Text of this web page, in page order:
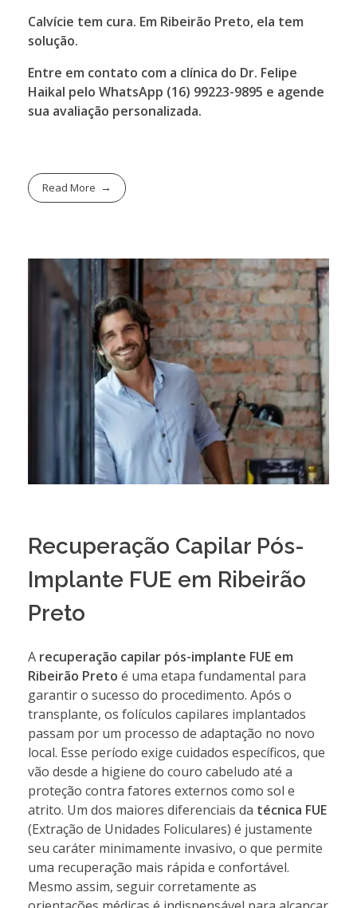
Calvície tem cura. Em Ribeirão Preto, ela tem
solução.
Entre em contato com a clínica do Dr. Felipe
Haikal pelo WhatsApp (16) 99223-9895 e agende
sua avaliação personalizada.
Read More
Recuperação Capilar Pós-
Implante FUE em Ribeirão
Preto
A recuperação capilar pós-implante FUE em
Ribeirão Preto é uma etapa fundamental para
garantir o sucesso do procedimento. Após o
transplante, os folículos capilares implantados
passam por um processo de adaptação no novo
local. Esse período exige cuidados específicos, que
vão desde a higiene do couro cabeludo até a
proteção contra fatores externos como sol e
atrito. Um dos maiores diferenciais da técnica FUE
(Extração de Unidades Foliculares) é justamente
seu caráter minimamente invasivo, o que permite
uma recuperação mais rápida e confortável.
Mesmo assim, seguir corretamente as